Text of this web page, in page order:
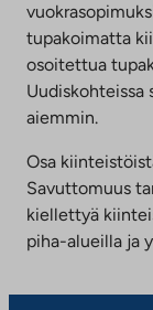
tupakoimatta
osoitettua
aiemmin.
Osa
Savuttomuus
kiellettyä
piha-alueilla ja